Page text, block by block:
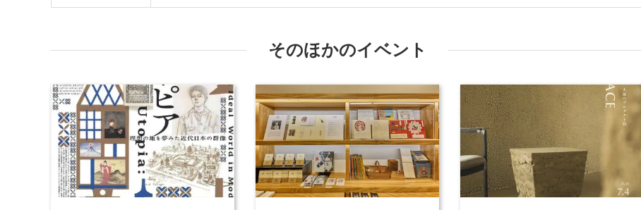
そのほかのイベント